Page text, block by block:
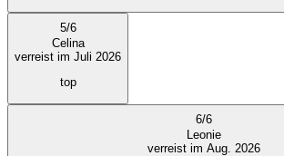
5/6
Celina
verreist im Juli 2026
top
6/6
Leonie
verreist im Aug. 2026